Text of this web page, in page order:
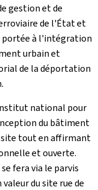
gestion et de
de l'État et
portée à l'intégration
urbain et
de la déportation
national pour
du bâtiment
site tout en affirmant
et ouverte.
fera via le parvis
du site rue de